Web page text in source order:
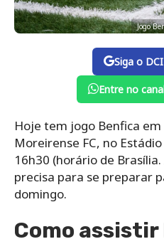
Jogo
Siga o
Entre no
Hoje tem jogo Benfica
Moreirense FC, no
16h30 (horário de
precisa para se preparar
domingo.
Como assistir